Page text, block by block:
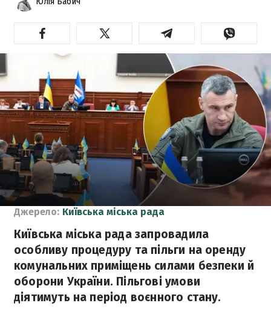
Джерело: Київська міська рада
Київська міська рада запровадила
особливу процедуру та пільги на оренду
комунальних приміщень силами безпеки й
оборони України. Пільгові умови
діятимуть на період воєнного стану.